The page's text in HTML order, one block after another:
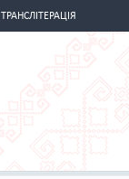
ТРАНСЛІТЕРАЦІЯ